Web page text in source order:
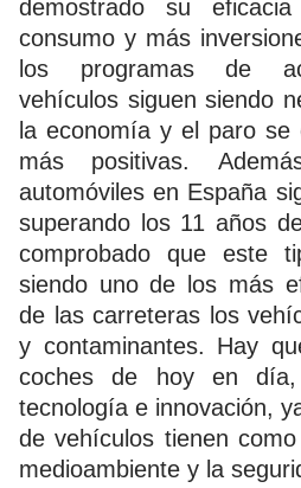
demostrado su
consumo y más
los programas de
vehículos siguen siendo
la economía y el paro se
más positivas.
automóviles en España
superando los 11 años
comprobado que este
siendo uno de los más
de las carreteras los
y contaminantes. Hay
coches de hoy en
tecnología e innovación,
de vehículos tienen
medioambiente y la